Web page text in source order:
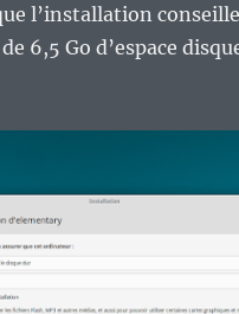
l’installation
6,5 Go d’espace